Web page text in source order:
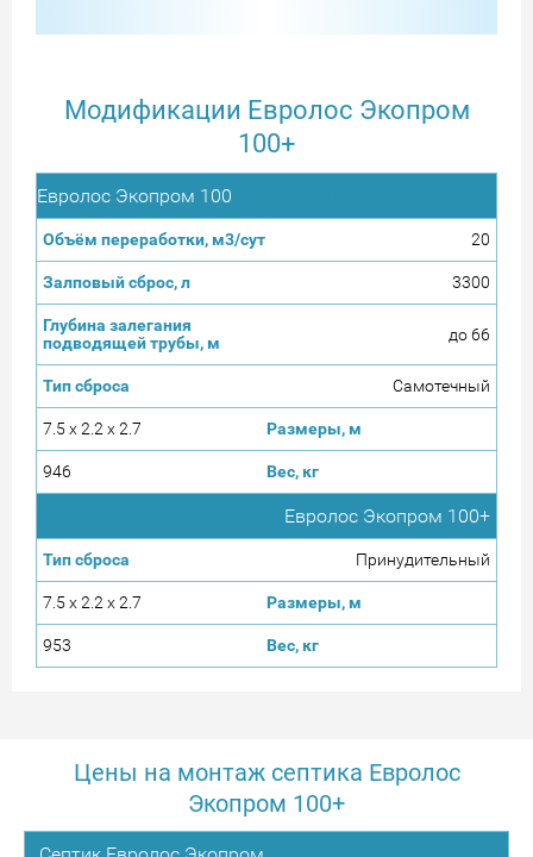
Модификации Евролос Экопром
100+
Евролос Экопром 100
20
3300
до 66
Самотеч­ный
7.5 x 2.2 x 2.7
946
Евролос Экопром 100+
Принуди­тельный
7.5 x 2.2 x 2.7
953
Цены на монтаж септика Евролос
Экопром 100+